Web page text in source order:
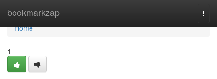
bookmarkzap
Home
Home
1